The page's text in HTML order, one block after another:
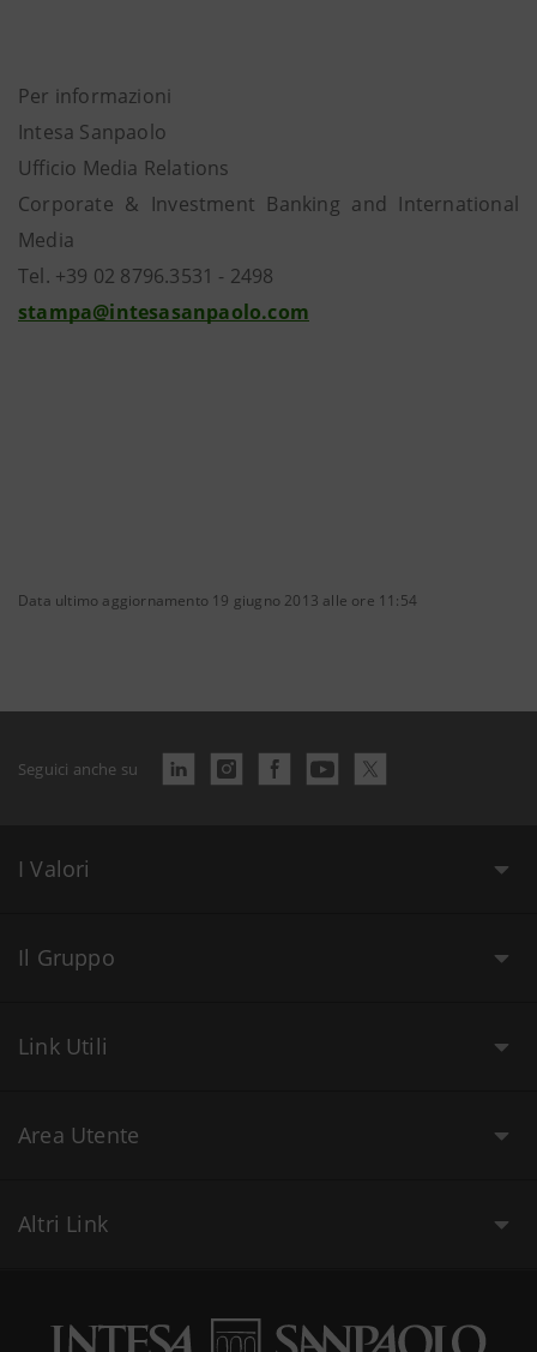
Per informazioni
Intesa Sanpaolo
Ufficio Media Relations
Corporate & Investment Banking and International
Media
Tel. +39 02 8796.3531 - 2498
stampa@intesasanpaolo.com
Data ultimo aggiornamento 19 giugno 2013 alle ore 11:54
Seguici anche su
I Valori
Il Gruppo
Link Utili
Area Utente
Altri Link